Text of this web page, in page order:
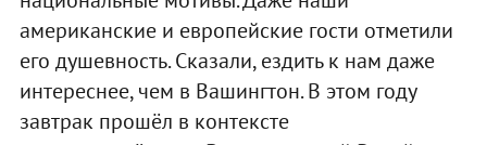
американские и европейские гости отметили
его душевность. Сказали, ездить к нам даже
интереснее, чем в Вашингтон. В этом году
завтрак прошёл в контексте